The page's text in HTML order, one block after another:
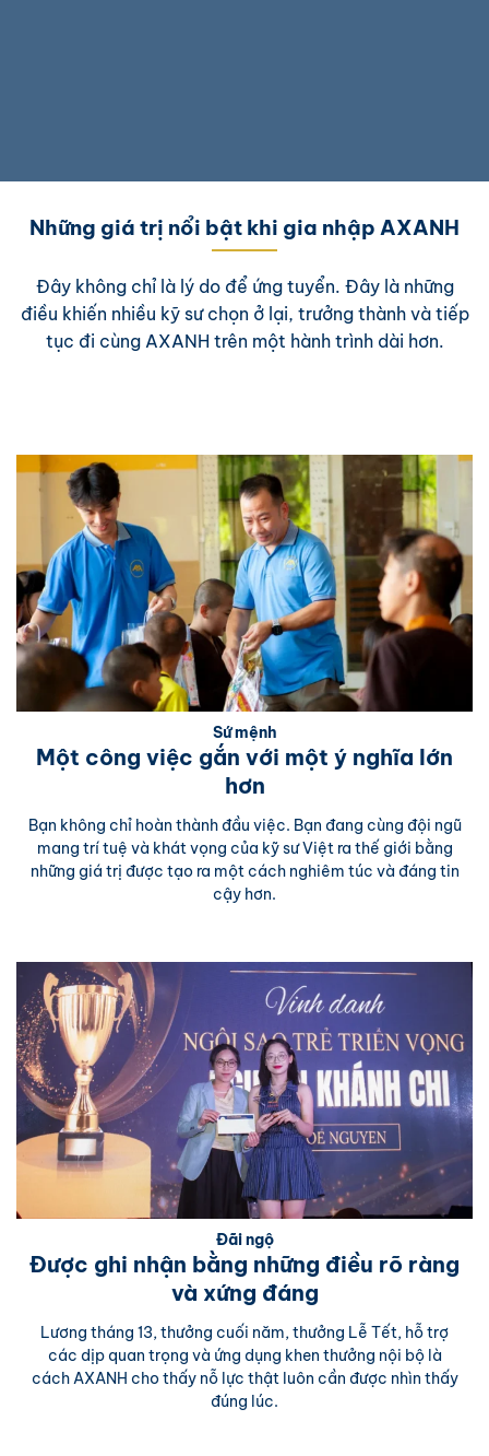
Những giá trị nổi bật khi gia nhập AXANH
Đây không chỉ là lý do để ứng tuyển. Đây là những
điều khiến nhiều kỹ sư chọn ở lại, trưởng thành và tiếp
tục đi cùng AXANH trên một hành trình dài hơn.
Sứ mệnh
Một công việc gắn với một ý nghĩa lớn
hơn
Bạn không chỉ hoàn thành đầu việc. Bạn đang cùng đội ngũ
mang trí tuệ và khát vọng của kỹ sư Việt ra thế giới bằng
những giá trị được tạo ra một cách nghiêm túc và đáng tin
cậy hơn.
Đãi ngộ
Được ghi nhận bằng những điều rõ ràng
và xứng đáng
Lương tháng 13, thưởng cuối năm, thưởng Lễ Tết, hỗ trợ
các dịp quan trọng và ứng dụng khen thưởng nội bộ là
cách AXANH cho thấy nỗ lực thật luôn cần được nhìn thấy
đúng lúc.